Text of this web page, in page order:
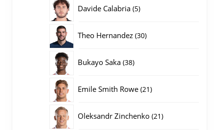
Davide Calabria 55
Theo Hernandez 3030
Bukayo Saka 3838
Emile Smith Rowe 2121
Oleksandr Zinchenko 2121